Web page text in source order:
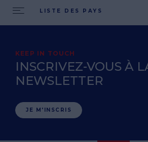
LISTE DES PAYS
KEEP IN TOUCH
INSCRIVEZ-VOUS À
NEWSLETTER
JE M'INSCRIS